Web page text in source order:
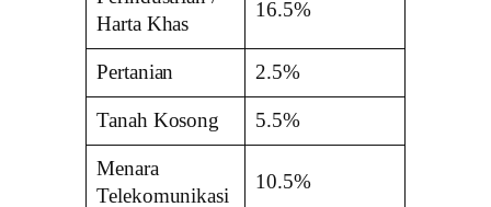
Harta Khas
16.5%
Pertanian 2.5%
Tanah Kosong 5.5%
Menara
Telekomunikasi
10.5%